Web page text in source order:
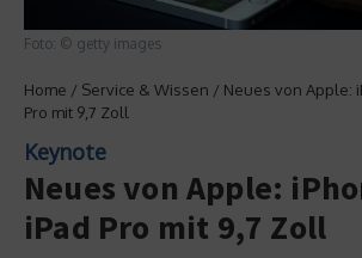
Foto: © getty images
Home / Service & Wissen / Neues von Apple:
Pro mit 9,7 Zoll
Keynote
Neues von Apple:
iPad Pro mit 9,7 Zoll